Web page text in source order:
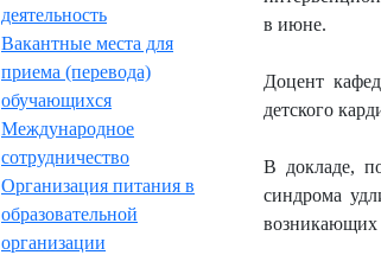
деятельность
Вакантные места для
приема (перевода)
обучающихся
Международное
сотрудничество
Организация питания в
образовательной
организации
в июне.
Доцент
детского
В докладе,
синдрома
возникающих